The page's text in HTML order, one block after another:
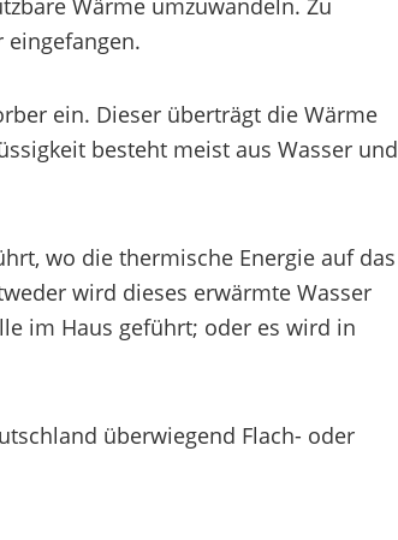
Wärme umzuwandeln. Zu
ein. Dieser überträgt die Wärme
besteht meist aus Wasser und
wo die thermische Energie auf das
wird dieses erwärmte Wasser
im Haus geführt; oder es wird in
überwiegend Flach- oder